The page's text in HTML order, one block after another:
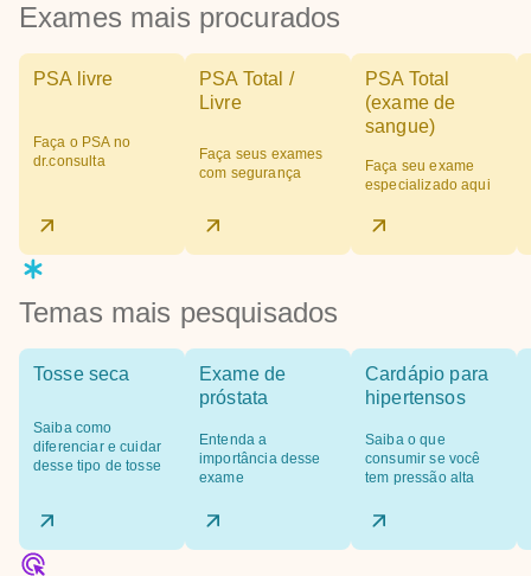
Exames mais procurados
PSA livre
Faça o PSA no
dr.consulta
PSA Total /
Livre
Faça seus exames
com segurança
PSA Total
(exame de
sangue)
Faça seu exame
especializado aqui
Temas mais pesquisados
Tosse seca
Saiba como
diferenciar e cuidar
desse tipo de tosse
Exame de
próstata
Entenda a
importância desse
exame
Cardápio para
hipertensos
Saiba o que
consumir se você
tem pressão alta